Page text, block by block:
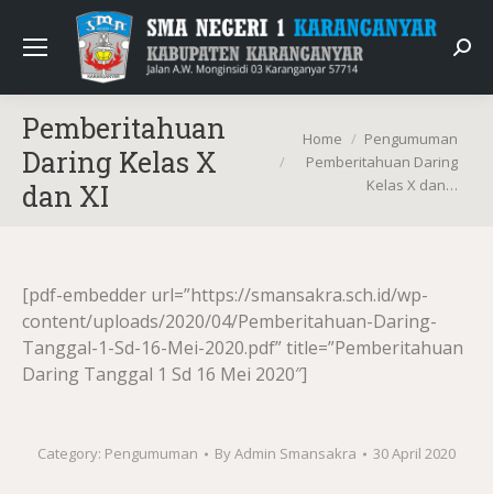
Pemberitahuan
Daring Kelas X
dan XI
You are here:
Home
Pengumuman
Pemberitahuan Daring
Kelas X dan…
[pdf-embedder url=”https://smansakra.sch.id/wp-
content/uploads/2020/04/Pemberitahuan-Daring-
Tanggal-1-Sd-16-Mei-2020.pdf” title=”Pemberitahuan
Daring Tanggal 1 Sd 16 Mei 2020″]
Category: Pengumuman ByAdmin Smansakra 30 April 2020